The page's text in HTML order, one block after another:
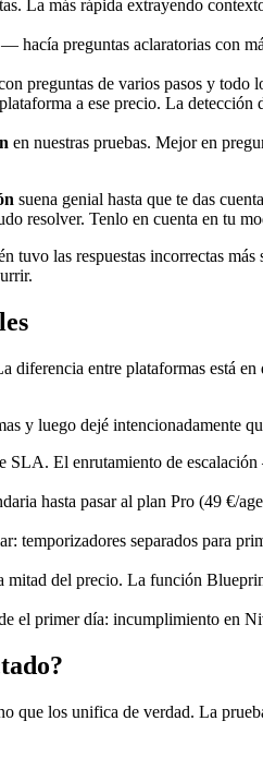
La más rápida extrayendo
hacía preguntas aclaratorias con
preguntas de varios pasos y
a ese precio. La
en nuestras pruebas. Mejor en
suena genial hasta que te das
resolver. Tenlo en cuenta en tu
tuvo las respuestas incorrectas
entre plataformas está
y luego dejé intencionadamente
SLA. El enrutamiento de
hasta pasar al plan Pro (49 €/
temporizadores separados para
del precio. La función
el primer día: incumplimiento en
que los unifica de verdad. La